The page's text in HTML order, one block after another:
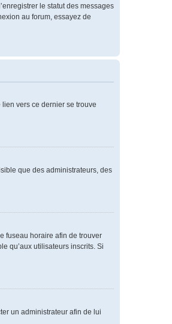
le statut des messages
au forum, essayez de
vers ce dernier se trouve
que des administrateurs, des
fuseau horaire afin de trouver
qu’aux utilisateurs inscrits. Si
un administrateur afin de lui